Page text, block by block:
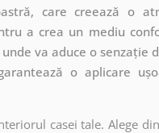
care creează o
a crea un mediu
va aduce o senzație
o aplicare
casei tale. Alege